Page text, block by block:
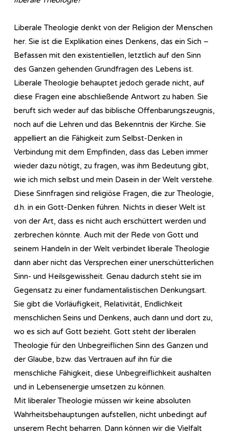
Liberale Theologie denkt von der Religion der Menschen
her. Sie ist die Explikation eines Denkens, das ein Sich –
Befassen mit den existentiellen, letztlich auf den Sinn
des Ganzen gehenden Grundfragen des Lebens ist.
Liberale Theologie behauptet jedoch gerade nicht, auf
diese Fragen eine abschließende Antwort zu haben. Sie
beruft sich weder auf das biblische Offenbarungszeugnis,
noch auf die Lehren und das Bekenntnis der Kirche. Sie
appelliert an die Fähigkeit zum Selbst-Denken in
Verbindung mit dem Empfinden, dass das Leben immer
wieder dazu nötigt, zu fragen, was ihm Bedeutung gibt,
wie ich mich selbst und mein Dasein in der Welt verstehe.
Diese Sinnfragen sind religiöse Fragen, die zur Theologie,
d.h. in ein Gott-Denken führen. Nichts in dieser Welt ist
von der Art, dass es nicht auch erschüttert werden und
zerbrechen könnte. Auch mit der Rede von Gott und
seinem Handeln in der Welt verbindet liberale Theologie
dann aber nicht das Versprechen einer unerschütterlichen
Sinn- und Heilsgewissheit. Genau dadurch steht sie im
Gegensatz zu einer fundamentalistischen Denkungsart.
Sie gibt die Vorläufigkeit, Relativität, Endlichkeit
menschlichen Seins und Denkens, auch dann und dort zu,
wo es sich auf Gott bezieht. Gott steht der liberalen
Theologie für den Unbegreiflichen Sinn des Ganzen und
der Glaube, bzw. das Vertrauen auf ihn für die
menschliche Fähigkeit, diese Unbegreiflichkeit aushalten
und in Lebensenergie umsetzen zu können.
Mit liberaler Theologie müssen wir keine absoluten
Wahrheitsbehauptungen aufstellen, nicht unbedingt auf
unserem Recht beharren. Dann können wir die Vielfalt